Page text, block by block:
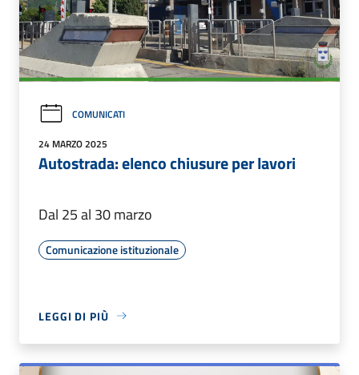
COMUNICATI
24 MARZO 2025
Autostrada: elenco chiusure per lavori
Dal 25 al 30 marzo
Comunicazione istituzionale
LEGGI DI PIÙ